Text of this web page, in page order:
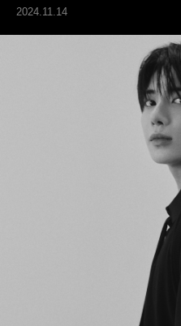
INTERACTIVE
2024.11.14